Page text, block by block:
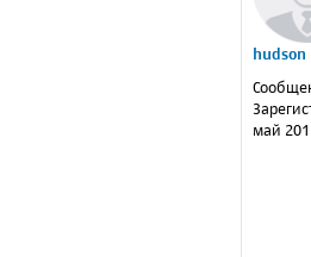
hudson
май